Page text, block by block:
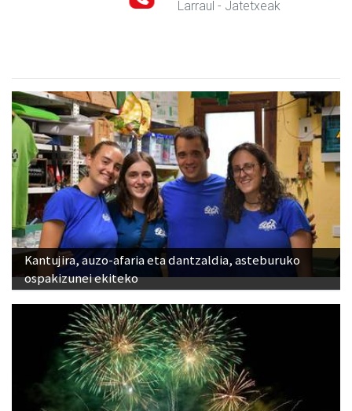
Kantujira, auzo-afaria eta dantzaldia, asteburuko
ospakizunei ekiteko